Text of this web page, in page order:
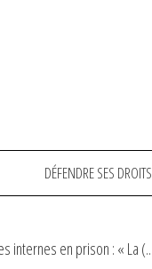
DÉFENDRE SES DROITS
internes en prison : « La